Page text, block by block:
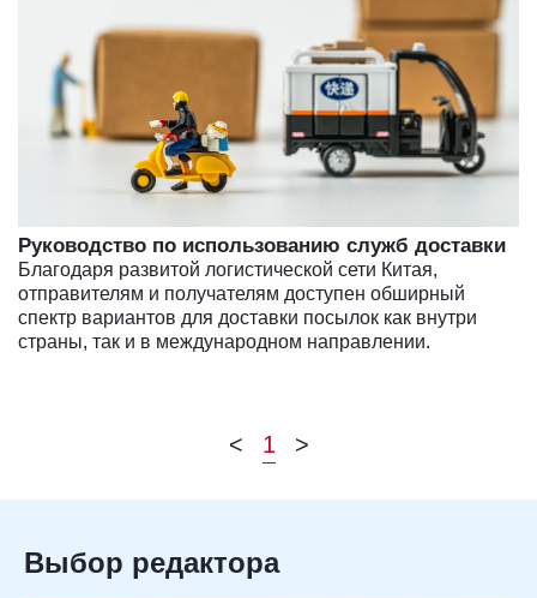
Руководство по использованию служб доставки
Благодаря развитой логистической сети Китая,
отправителям и получателям доступен обширный
спектр вариантов для доставки посылок как внутри
страны, так и в международном направлении.
< 1 >
Выбор редактора